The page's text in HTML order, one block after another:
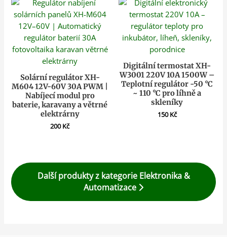
Solární regulátor XH-
M604 12V-60V 30A PWM |
Nabíjecí modul pro
baterie, karavany a větrné
elektrárny
200Kč
Digitální termostat XH-
W3001 220V 10A 1500W –
Teplotní regulátor -50 °C
~ 110 °C pro líhně a
skleníky
150Kč
Další produkty z kategorie Elektronika &
Automatizace